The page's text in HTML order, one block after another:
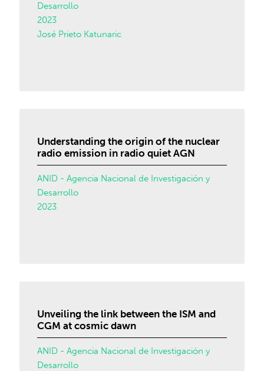
Desarrollo
2023
José Prieto Katunaric
Understanding the origin of the nuclear
radio emission in radio quiet AGN
ANID - Agencia Nacional de Investigación y
Desarrollo
2023
Unveiling the link between the ISM and
CGM at cosmic dawn
ANID - Agencia Nacional de Investigación y
Desarrollo